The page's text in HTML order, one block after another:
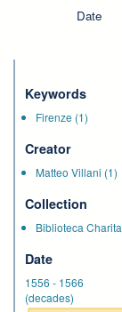
Date
Keywords
Firenze (1)
Creator
Matteo Villani (1)
Collection
Biblioteca
Date
1556 - 1566
(decades)